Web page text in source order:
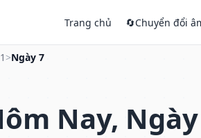
Trang chủ 🔄Chuyển đổi
>Ngày 7
Nay,